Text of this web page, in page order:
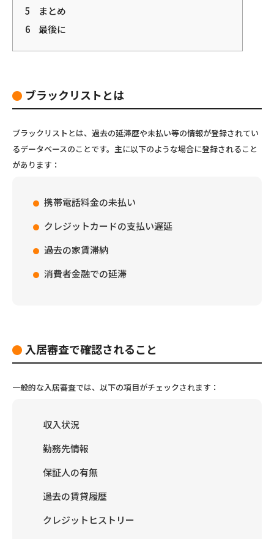
5
まとめ
6
最後に
ブラックリストとは
ブラックリストとは、過去の延滞歴や未払い等の情報が登録されてい
るデータベースのことです。主に以下のような場合に登録されること
があります：
携帯電話料金の未払い
クレジットカードの支払い遅延
過去の家賃滞納
消費者金融での延滞
入居審査で確認されること
一般的な入居審査では、以下の項目がチェックされます：
収入状況
勤務先情報
保証人の有無
過去の賃貸履歴
クレジットヒストリー